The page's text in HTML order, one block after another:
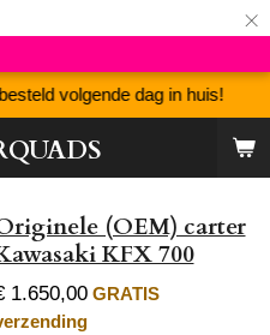
×
volgende dag in huis!
(OEM) carter
KFX 700
1.650,00 GRATIS